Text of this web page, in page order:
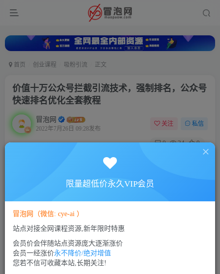
首页 创业课程 吸粉引流 正文
价值十万公众号拦截引流技术，强制排名，公众号
快速排名优化全套教程
冒泡网
2022年7月26日 09:28发布
关注 私信
0 24 0
此内容为付费资源，请付费后查看
10
VIP会员
立即购买
您当前未登录！建议登陆后购买，可保存购买订单
限量超低价永久VIP会员
冒泡网（微信: cye-ai ）
站点对接全网课程资源,新年限时特惠
会员价会伴随站点资源庞大逐渐涨价
会员一经涨价永不降价/绝对增值
您若不信可收藏本站,长期关注!